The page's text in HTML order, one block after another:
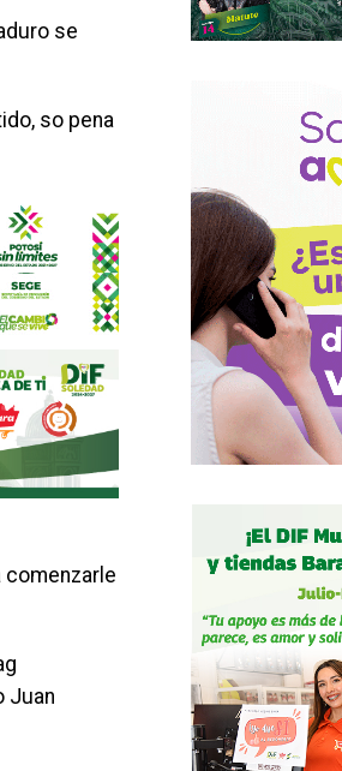
se
so pena
comenzarle
Juan